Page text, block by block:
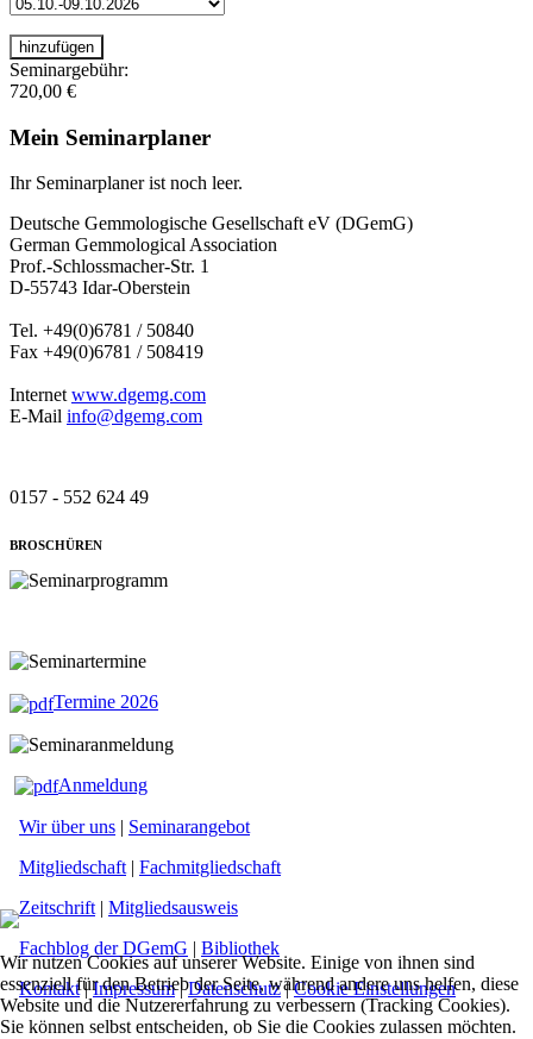
Seminargebühr:
720,00 €
Mein Seminarplaner
Ihr Seminarplaner ist noch leer.
Deutsche Gemmologische Gesellschaft eV (DGemG)
German Gemmological Association
Prof.-Schlossmacher-Str. 1
D-55743 Idar-Oberstein
Tel. +49(0)6781 / 50840
Fax +49(0)6781 / 508419
Internetwww.dgemg.com
E-Mail info@dgemg.com
0157 - 552 624 49
BROSCHÜREN
Termine 2026
Anmeldung
Wir über uns | Seminarangebot
Mitgliedschaft | Fachmitgliedschaft
Zeitschrift | Mitgliedsausweis
Fachblog der DGemG | Bibliothek
Kontakt|Impressum|Datenschutz|Cookie Einstellungen
Wir nutzen Cookies auf unserer Website. Einige von ihnen sind
essenziell für den Betrieb der Seite, während andere uns helfen, diese
Website und die Nutzererfahrung zu verbessern (Tracking Cookies).
Sie können selbst entscheiden, ob Sie die Cookies zulassen möchten.